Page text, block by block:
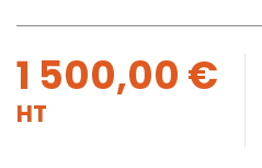
1 500,00 €
HT